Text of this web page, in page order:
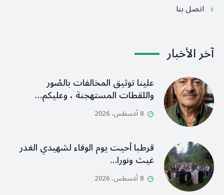
اتصل بنا
آخر الأخبار
علينا توثيق المخالفات بالصُور
واللقطات المستهجنة ، وعليكم…
8 أغسطس، 2026
قرطبا أحيت يوم الوفاء لشهيدي الغدر
غيث ونورا…
8 أغسطس، 2026